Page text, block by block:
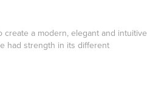
a modern, elegant and intuitive
had strength in its different